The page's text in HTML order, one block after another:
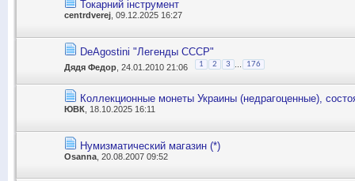
Токарний інструмент
centrdverej , 09.12.2025 16:27
DeAgostini "Легенды СССР"
Дядя Федор , 24.01.2010 21:06 1 2 3 ... 176
Коллекционные монеты Украины (недрагоценные),
ЮВК , 18.10.2025 16:11
Нумизматический магазин (*)
Оsanna , 20.08.2007 09:52